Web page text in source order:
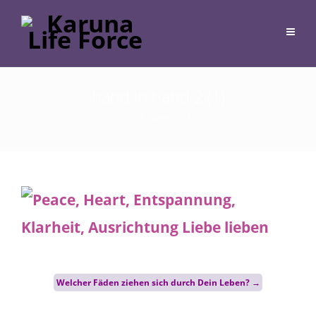
Post
navigation
Welcher Fäden ziehen sich durch Dein Leben? →